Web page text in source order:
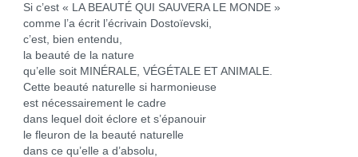
Si c’est « LA BEAUTÉ QUI SAUVERA LE MONDE »
comme l’a écrit l’écrivain Dostoïevski,
c’est, bien entendu,
la beauté de la nature
qu’elle soit MINÉRALE, VÉGÉTALE ET ANIMALE.
Cette beauté naturelle si harmonieuse
est nécessairement le cadre
dans lequel doit éclore et s’épanouir
le fleuron de la beauté naturelle
dans ce qu’elle a d’absolu,